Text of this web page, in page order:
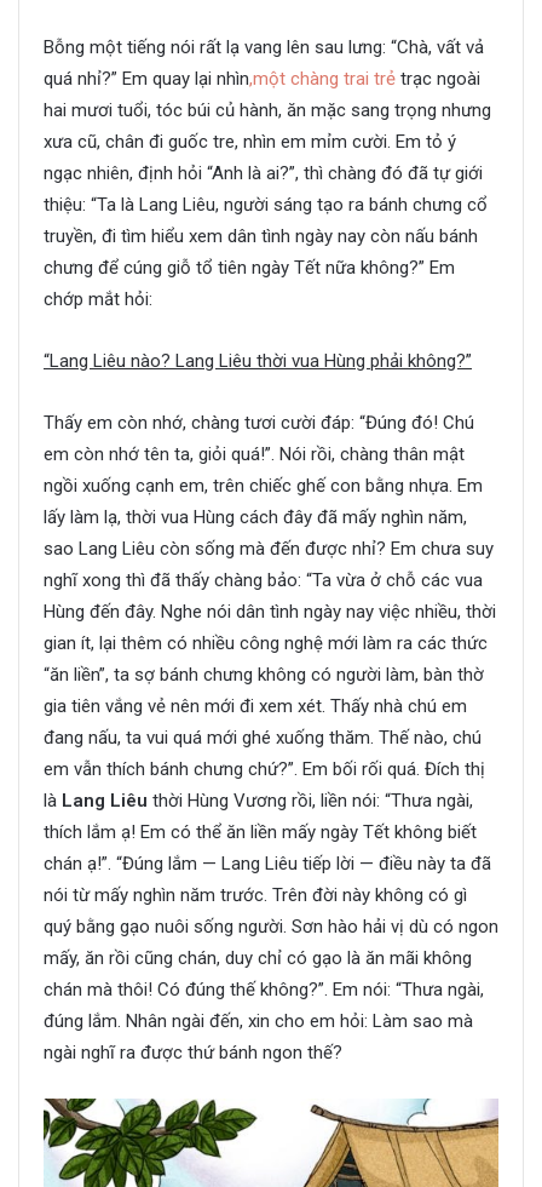
Bỗng một tiếng nói rất lạ vang lên sau lưng: “Chà, vất vả
quá nhỉ?” Em quay lại nhìn,một chàng trai trẻ trạc ngoài
hai mươi tuổi, tóc búi củ hành, ăn mặc sang trọng nhưng
xưa cũ, chân đi guốc tre, nhìn em mỉm cười. Em tỏ ý
ngạc nhiên, định hỏi “Anh là ai?”, thì chàng đó đã tự giới
thiệu: “Ta là Lang Liêu, người sáng tạo ra bánh chưng cổ
truyền, đi tìm hiểu xem dân tình ngày nay còn nấu bánh
chưng để cúng giỗ tổ tiên ngày Tết nữa không?” Em
chớp mắt hỏi:
“Lang Liêu nào? Lang Liêu thời vua Hùng phải không?”
Thấy em còn nhớ, chàng tươi cười đáp: “Đúng đó! Chú
em còn nhớ tên ta, giỏi quá!”. Nói rồi, chàng thân mật
ngồi xuống cạnh em, trên chiếc ghế con bằng nhựa. Em
lấy làm lạ, thời vua Hùng cách đây đã mấy nghìn năm,
sao Lang Liêu còn sống mà đến được nhỉ? Em chưa suy
nghĩ xong thì đã thấy chàng bảo: “Ta vừa ở chỗ các vua
Hùng đến đây. Nghe nói dân tình ngày nay việc nhiều, thời
gian ít, lại thêm có nhiều công nghệ mới làm ra các thức
“ăn liền”, ta sợ bánh chưng không có người làm, bàn thờ
gia tiên vắng vẻ nên mới đi xem xét. Thấy nhà chú em
đang nấu, ta vui quá mới ghé xuống thăm. Thế nào, chú
em vẫn thích bánh chưng chứ?”. Em bối rối quá. Đích thị
là Lang Liêu thời Hùng Vương rồi, liền nói: “Thưa ngài,
thích lắm ạ! Em có thể ăn liền mấy ngày Tết không biết
chán ạ!”. “Đúng lắm — Lang Liêu tiếp lời — điều này ta đã
nói từ mấy nghìn năm trước. Trên đời này không có gì
quý bằng gạo nuôi sống người. Sơn hào hải vị dù có ngon
mấy, ăn rồi cũng chán, duy chỉ có gạo là ăn mãi không
chán mà thôi! Có đúng thế không?”. Em nói: “Thưa ngài,
đúng lắm. Nhân ngài đến, xin cho em hỏi: Làm sao mà
ngài nghĩ ra được thứ bánh ngon thế?